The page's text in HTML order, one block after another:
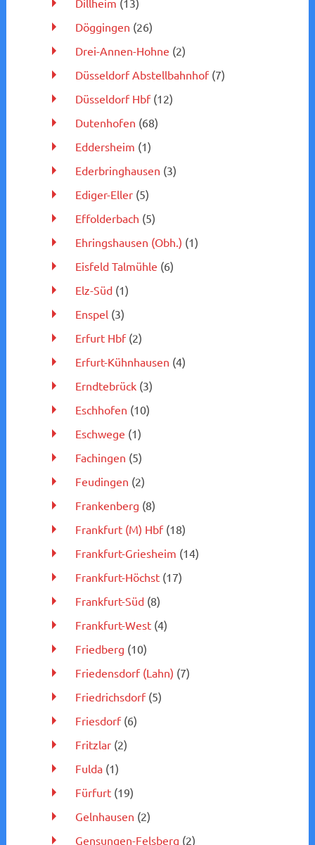
Dillheim (13)
Döggingen (26)
Drei-Annen-Hohne (2)
Düsseldorf Abstellbahnhof(7)
Düsseldorf Hbf(12)
Dutenhofen (68)
Eddersheim (1)
Ederbringhausen (3)
Ediger-Eller(5)
Effolderbach (5)
Ehringshausen (Obh.) (1)
Eisfeld Talmühle (6)
Elz-Süd(1)
Enspel(3)
Erfurt Hbf(2)
Erfurt-Kühnhausen (4)
Erndtebrück(3)
Eschhofen (10)
Eschwege (1)
Fachingen (5)
Feudingen (2)
Frankenberg (8)
Frankfurt (M) Hbf(18)
Frankfurt-Griesheim (14)
Frankfurt-Höchst(17)
Frankfurt-Süd(8)
Frankfurt-West(4)
Friedberg (10)
Friedensdorf (Lahn) (7)
Friedrichsdorf(5)
Friesdorf(6)
Fritzlar(2)
Fulda(1)
Fürfurt(19)
Gelnhausen (2)
Gensungen-Felsberg (2)